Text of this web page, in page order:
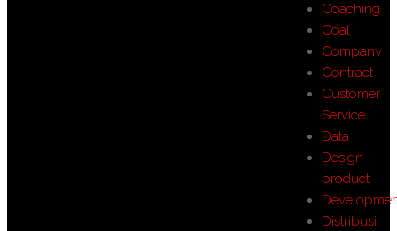
Coaching
Coal
Company
Contract
Customer
Service
Data
Design
product
Distribusi